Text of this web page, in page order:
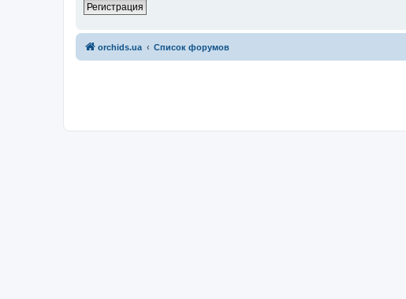
Регистрация
orchids.ua Список форумов